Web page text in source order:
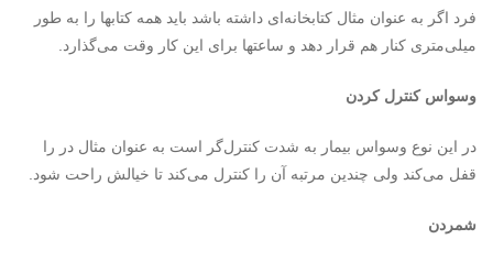
فرد اگر به عنوان مثال کتابخانه‌ای داشته باشد باید همه کتابها را به طور
میلی‌متری کنار هم قرار دهد و ساعتها برای این کار وقت می‌گذارد.
وسواس کنترل کردن
در این نوع وسواس بیمار به شدت کنترل‌گر است به عنوان مثال در را
قفل می‌کند ولی چندین مرتبه آن را کنترل می‌کند تا خیالش راحت شود.
شمردن